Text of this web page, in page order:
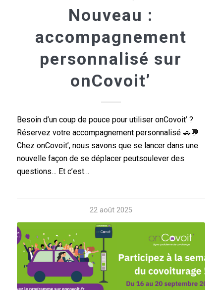
Nouveau :
accompagnement
personnalisé sur
onCovoit’
Besoin d’un coup de pouce pour utiliser onCovoit’ ?
Réservez votre accompagnement personnalisé 🚗💬
Chez onCovoit’, nous savons que se lancer dans une
nouvelle façon de se déplacer peutsoulever des
questions… Et c’est…
22 août 2025